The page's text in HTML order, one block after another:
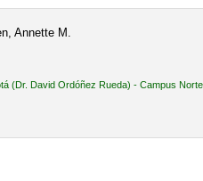
Annette M.
(Dr. David Ordóñez Rueda) - Campus